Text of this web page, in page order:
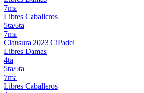
7ma
Libres Caballeros
5ta/6ta
7ma
Clausura 2023 CiPadel
Libres Damas
4ta
5ta/6ta
7ma
Libres Caballeros